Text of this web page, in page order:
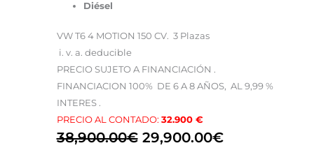
Diésel
VW T6 4 MOTION 150 CV. 3 Plazas
i. v. a. deducible
PRECIO SUJETO A FINANCIACIÓN .
FINANCIACION 100% DE 6 A 8 AÑOS, AL 9,99 %
INTERES .
PRECIO AL CONTADO: 32.900 €
38,900.00€ 29,900.00€